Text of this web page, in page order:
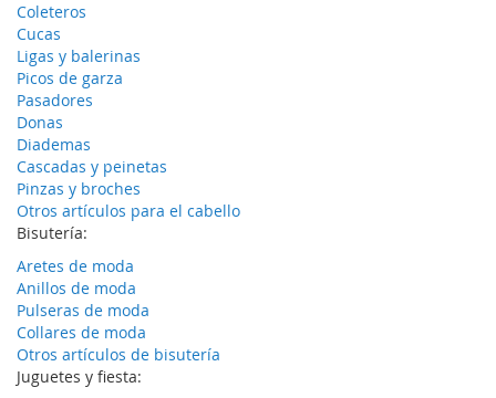
Coleteros
Cucas
Ligas y balerinas
Picos de garza
Pasadores
Donas
Diademas
Cascadas y peinetas
Pinzas y broches
Otros artículos para el cabello
Bisutería:
Aretes de moda
Anillos de moda
Pulseras de moda
Collares de moda
Otros artículos de bisutería
Juguetes y fiesta: